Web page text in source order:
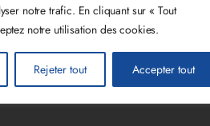
notre trafic. En cliquant sur « Tout
notre utilisation des cookies.
Rejeter tout Accepter tout